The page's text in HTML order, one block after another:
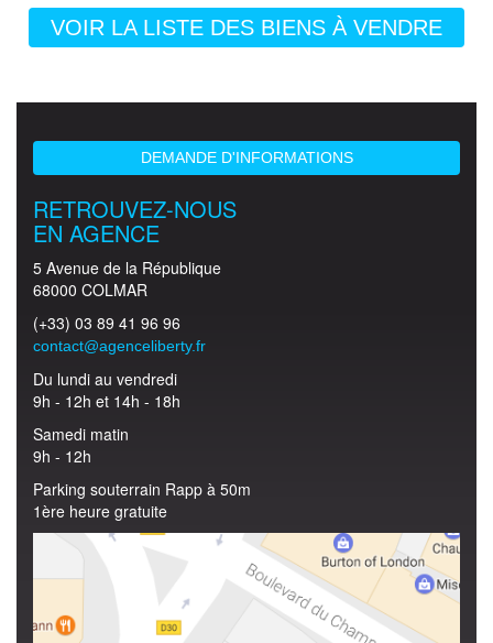
VOIR LA LISTE DES BIENS À VENDRE
DEMANDE D'INFORMATIONS
RETROUVEZ-NOUS
EN AGENCE
5 Avenue de la République
68000 COLMAR
(+33) 03 89 41 96 96
contact@agenceliberty.fr
Du lundi au vendredi
9h - 12h et 14h - 18h
Samedi matin
9h - 12h
Parking souterrain Rapp à 50m
1ère heure gratuite